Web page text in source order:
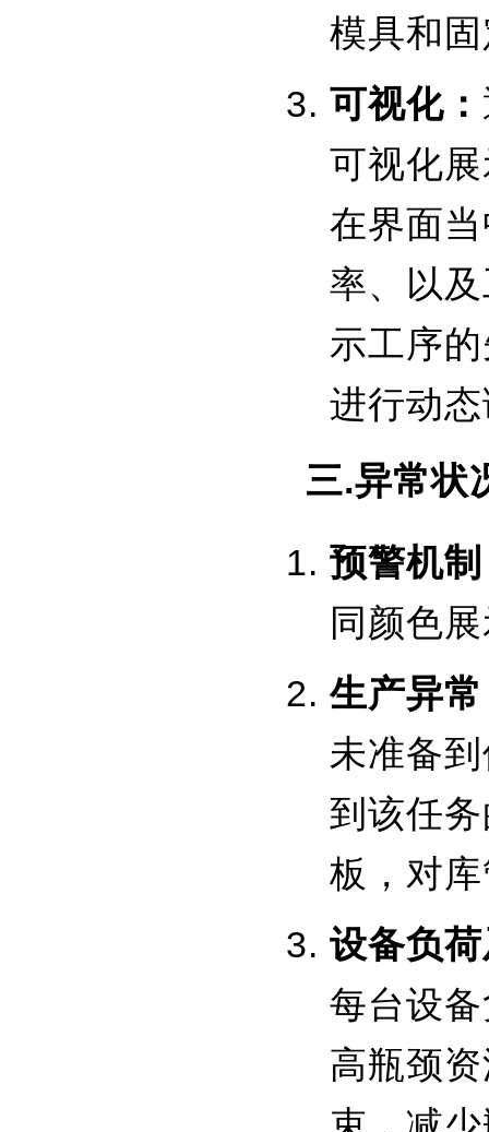
模具和
可视化：
可视化
在界面
率、以
示工序
进行动
三.异常状
预警机
同颜色
生产异
未准备
到该任
板，对
设备负
每台设
高瓶颈